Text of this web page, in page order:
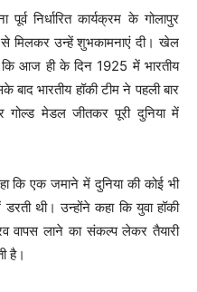
निर्धारित कार्यक्रम के गोलापुर
से मिलकर उन्हें शुभकामनाएं दी। खेल
कि आज ही के दिन 1925 में भारतीय
बाद भारतीय हॉकी टीम ने पहली बार
मेडल जीतकर पूरी दुनिया में
कि एक जमाने में दुनिया की कोई भी
थी। उन्होंने कहा कि युवा हॉकी
वापस लाने का संकल्प लेकर तैयारी
है।